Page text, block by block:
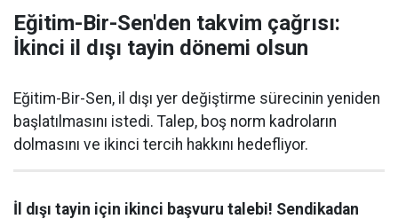
Eğitim-Bir-Sen'den takvim çağrısı:
İkinci il dışı tayin dönemi olsun
Eğitim-Bir-Sen, il dışı yer değiştirme sürecinin yeniden
başlatılmasını istedi. Talep, boş norm kadroların
dolmasını ve ikinci tercih hakkını hedefliyor.
İl dışı tayin için ikinci başvuru talebi! Sendikadan